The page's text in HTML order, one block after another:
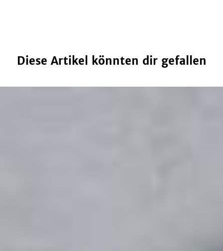
Diese Artikel könnten dir gefallen